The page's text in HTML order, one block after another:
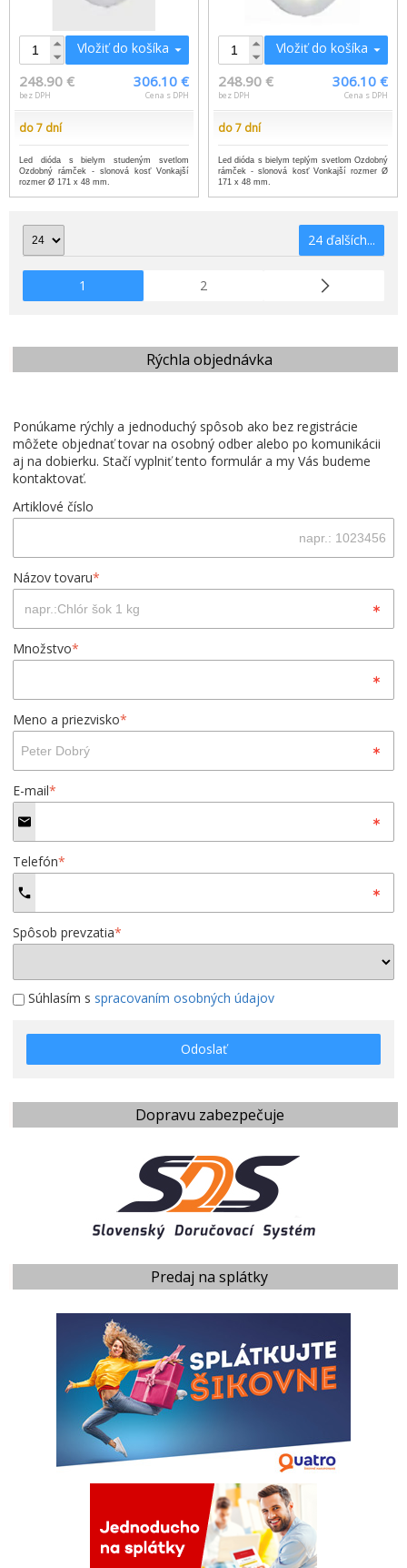
Rýchla objednávka
Ponúkame rýchly a jednoduchý spôsob ako bez registrácie
môžete objednať tovar na osobný odber alebo po komunikácii
aj na dobierku. Stačí vyplniť tento formulár a my Vás budeme
kontaktovať.
Artiklové číslo
Názov tovaru*
Množstvo*
Meno a priezvisko*
E-mail*
Telefón*
Spôsob prevzatia*
Súhlasím s spracovaním osobných údajov
Odoslať
Dopravu zabezpečuje
Predaj na splátky
Vložiť do košíka
248.90 €
bez DPH
306.10 €
Cena s DPH
do 7 dní
Led dióda s bielym studeným svetlom
Ozdobný rámček - slonová kosť Vonkajší
rozmer Ø 171 x 48 mm.
Vložiť do košíka
248.90 €
bez DPH
306.10 €
Cena s DPH
do 7 dní
Led dióda s bielym teplým svetlom Ozdobný
rámček - slonová kosť Vonkajší rozmer Ø
171 x 48 mm.
24 ďalších...
1 2